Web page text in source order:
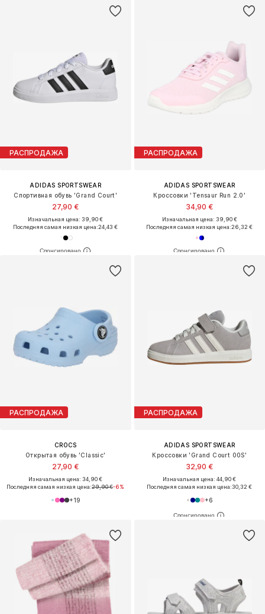
РАСПРОДАЖА
ADIDAS SPORTSWEAR
Спортивная обувь 'Grand Court'
27,90 €
Изначальная цена: 39,90 €
Последняя самая низкая цена:24,43 €
РАСПРОДАЖА
ADIDAS SPORTSWEAR
Кроссовки 'Tensaur Run 2.0'
34,90 €
Изначальная цена: 39,90 €
Последняя самая низкая цена:26,32 €
РАСПРОДАЖА
CROCS
Открытая обувь 'Classic'
27,90 €
Изначальная цена: 34,90 €
Последняя самая низкая цена:29,90 €-6%
+19
РАСПРОДАЖА
ADIDAS SPORTSWEAR
Кроссовки 'Grand Court 00S'
32,90 €
Изначальная цена: 44,90 €
Последняя самая низкая цена:30,32 €
+6